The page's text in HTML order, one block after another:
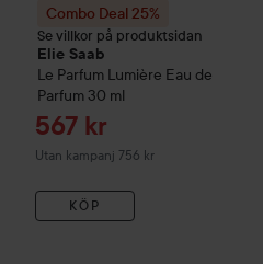
Combo Deal 25%
Se villkor på produktsidan
Elie Saab
Le Parfum Lumière Eau de
Parfum 30 ml
Reapris
567 kr
Utan kampanj 756 kr
KÖP